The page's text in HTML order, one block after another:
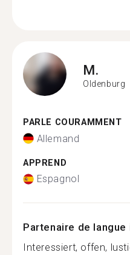
M.
Oldenburg
PARLE COURAMMENT
Allemand
APPREND
Espagnol
Partenaire de langue
Interessiert, offen,